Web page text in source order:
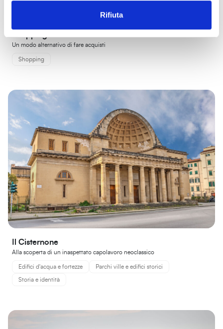
Rifiuta
Shopping “made in Livorno”
Un modo alternativo di fare acquisti
Shopping
Il Cisternone
Alla scoperta di un inaspettato capolavoro neoclassico
Edifici d'acqua e fortezze Parchi ville e edifici storici
Storia e identità